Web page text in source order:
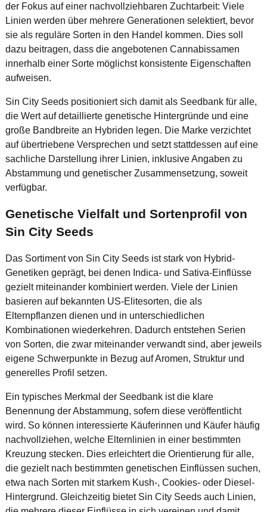
der Fokus auf einer nachvollziehbaren Zuchtarbeit: Viele
Linien werden über mehrere Generationen selektiert, bevor
sie als reguläre Sorten in den Handel kommen. Dies soll
dazu beitragen, dass die angebotenen Cannabissamen
innerhalb einer Sorte möglichst konsistente Eigenschaften
aufweisen.
Sin City Seeds positioniert sich damit als Seedbank für alle,
die Wert auf detaillierte genetische Hintergründe und eine
große Bandbreite an Hybriden legen. Die Marke verzichtet
auf übertriebene Versprechen und setzt stattdessen auf eine
sachliche Darstellung ihrer Linien, inklusive Angaben zu
Abstammung und genetischer Zusammensetzung, soweit
verfügbar.
Genetische Vielfalt und Sortenprofil von
Sin City Seeds
Das Sortiment von Sin City Seeds ist stark von Hybrid-
Genetiken geprägt, bei denen Indica- und Sativa-Einflüsse
gezielt miteinander kombiniert werden. Viele der Linien
basieren auf bekannten US-Elitesorten, die als
Elternpflanzen dienen und in unterschiedlichen
Kombinationen wiederkehren. Dadurch entstehen Serien
von Sorten, die zwar miteinander verwandt sind, aber jeweils
eigene Schwerpunkte in Bezug auf Aromen, Struktur und
generelles Profil setzen.
Ein typisches Merkmal der Seedbank ist die klare
Benennung der Abstammung, sofern diese veröffentlicht
wird. So können interessierte Käuferinnen und Käufer häufig
nachvollziehen, welche Elternlinien in einer bestimmten
Kreuzung stecken. Dies erleichtert die Orientierung für alle,
die gezielt nach bestimmten genetischen Einflüssen suchen,
etwa nach Sorten mit starkem Kush-, Cookies- oder Diesel-
Hintergrund. Gleichzeitig bietet Sin City Seeds auch Linien,